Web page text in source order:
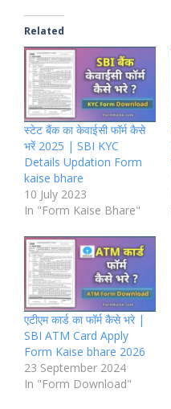
Related
स्टेट बैंक का केवाईसी फॉर्म कैसे
भरें 2025 | SBI KYC
Details Updation Form
kaise bhare
10 July 2023
In "Form Kaise Bhare"
एटीएम कार्ड का फॉर्म कैसे भरे |
SBI ATM Card Apply
Form Kaise bhare 2026
23 September 2024
In "Form Download"